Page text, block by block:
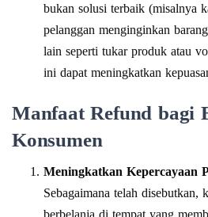
bukan solusi terbaik (misalnya
pelanggan menginginkan
lain seperti tukar produk atau
ini dapat meningkatkan
Manfaat Refund bagi
Konsumen
Meningkatkan Kepercayaan
Sebagaimana telah disebutkan,
berbelanja di tempat yang